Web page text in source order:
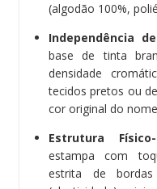
(algodão 100%,
Independência
base de tinta
densidade
tecidos pretos ou
cor original do
Estrutura Físico-
estampa com
estrita de